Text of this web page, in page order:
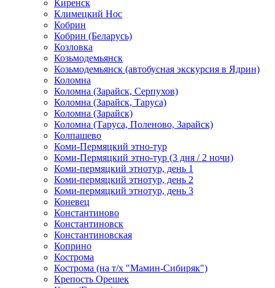
Киренск
Климецкий Нос
Кобрин
Кобрин (Беларусь)
Козловка
Козьмодемьянск
Козьмодемьянск (автобусная экскурсия в Ядрин)
Коломна
Коломна (Зарайск, Серпухов)
Коломна (Зарайск, Таруса)
Коломна (Зарайск)
Коломна (Таруса, Поленово, Зарайск)
Колпашево
Коми-Пермяцкий этно-тур
Коми-Пермяцкий этно-тур (3 дня / 2 ночи)
Коми-пермяцкий этнотур, день 1
Коми-пермяцкий этнотур, день 2
Коми-пермяцкий этнотур, день 3
Коневец
Константиново
Константиновск
Константиновская
Коприно
Кострома
Кострома (на т/х "Мамин-Сибиряк")
Крепость Орешек